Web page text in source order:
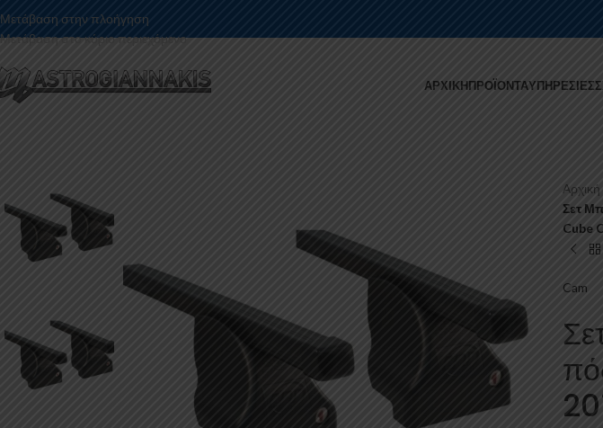
Μετάβαση στην πλοήγηση
Μετάβαση στο κύριο περιεχόμενο
ΑΡΧΙΚΉΠΡΟΪΌΝΤΑΥΠΗΡΕΣΊΕΣ
Αρχική
Σετ
Cube
Cam